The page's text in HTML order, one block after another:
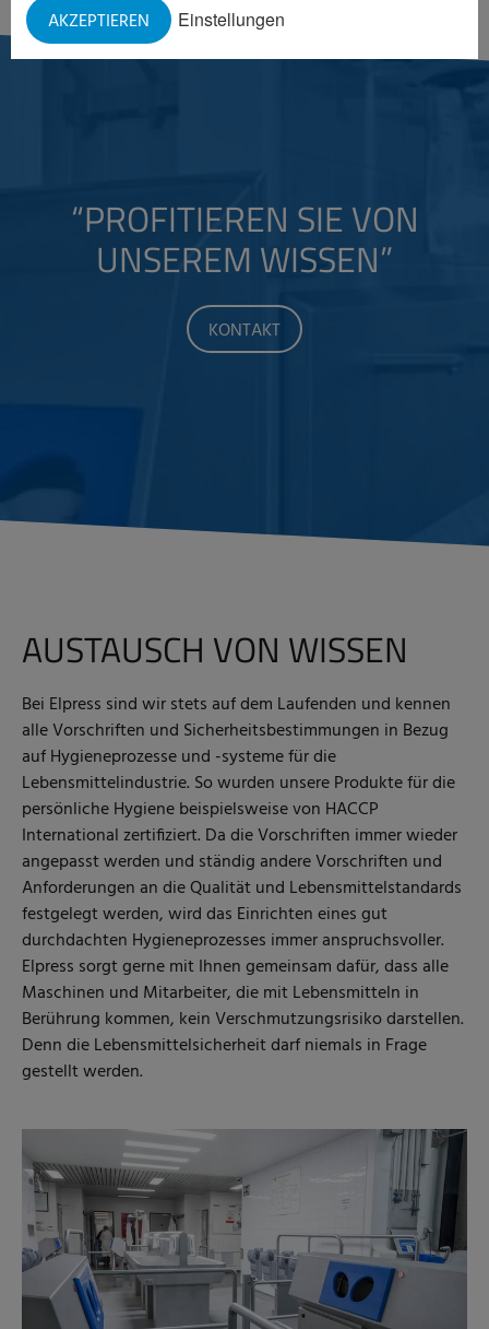
Einstellungen
AKZEPTIEREN
“PROFITIEREN SIE VON
UNSEREM WISSEN”
KONTAKT
AUSTAUSCH VON WISSEN
Bei Elpress sind wir stets auf dem Laufenden und kennen
alle Vorschriften und Sicherheitsbestimmungen in Bezug
auf Hygieneprozesse und -systeme für die
Lebensmittelindustrie. So wurden unsere Produkte für die
persönliche Hygiene beispielsweise von HACCP
International zertifiziert. Da die Vorschriften immer wieder
angepasst werden und ständig andere Vorschriften und
Anforderungen an die Qualität und Lebensmittelstandards
festgelegt werden, wird das Einrichten eines gut
durchdachten Hygieneprozesses immer anspruchsvoller.
Elpress sorgt gerne mit Ihnen gemeinsam dafür, dass alle
Maschinen und Mitarbeiter, die mit Lebensmitteln in
Berührung kommen, kein Verschmutzungsrisiko darstellen.
Denn die Lebensmittelsicherheit darf niemals in Frage
gestellt werden.